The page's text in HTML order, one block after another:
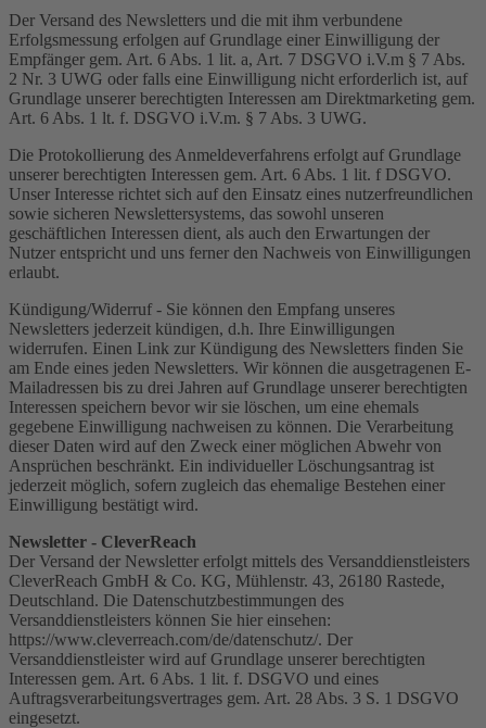
Der Versand des Newsletters und die mit ihm verbundene
Erfolgsmessung erfolgen auf Grundlage einer Einwilligung der
Empfänger gem. Art. 6 Abs. 1 lit. a, Art. 7 DSGVO i.V.m § 7 Abs.
2 Nr. 3 UWG oder falls eine Einwilligung nicht erforderlich ist, auf
Grundlage unserer berechtigten Interessen am Direktmarketing gem.
Art. 6 Abs. 1 lt. f. DSGVO i.V.m. § 7 Abs. 3 UWG.
Die Protokollierung des Anmeldeverfahrens erfolgt auf Grundlage
unserer berechtigten Interessen gem. Art. 6 Abs. 1 lit. f DSGVO.
Unser Interesse richtet sich auf den Einsatz eines nutzerfreundlichen
sowie sicheren Newslettersystems, das sowohl unseren
geschäftlichen Interessen dient, als auch den Erwartungen der
Nutzer entspricht und uns ferner den Nachweis von Einwilligungen
erlaubt.
Kündigung/Widerruf - Sie können den Empfang unseres
Newsletters jederzeit kündigen, d.h. Ihre Einwilligungen
widerrufen. Einen Link zur Kündigung des Newsletters finden Sie
am Ende eines jeden Newsletters. Wir können die ausgetragenen E-
Mailadressen bis zu drei Jahren auf Grundlage unserer berechtigten
Interessen speichern bevor wir sie löschen, um eine ehemals
gegebene Einwilligung nachweisen zu können. Die Verarbeitung
dieser Daten wird auf den Zweck einer möglichen Abwehr von
Ansprüchen beschränkt. Ein individueller Löschungsantrag ist
jederzeit möglich, sofern zugleich das ehemalige Bestehen einer
Einwilligung bestätigt wird.
Newsletter - CleverReach
Der Versand der Newsletter erfolgt mittels des Versanddienstleisters
CleverReach GmbH & Co. KG, Mühlenstr. 43, 26180 Rastede,
Deutschland. Die Datenschutzbestimmungen des
Versanddienstleisters können Sie hier einsehen:
https://www.cleverreach.com/de/datenschutz/. Der
Versanddienstleister wird auf Grundlage unserer berechtigten
Interessen gem. Art. 6 Abs. 1 lit. f. DSGVO und eines
Auftragsverarbeitungsvertrages gem. Art. 28 Abs. 3 S. 1 DSGVO
eingesetzt.